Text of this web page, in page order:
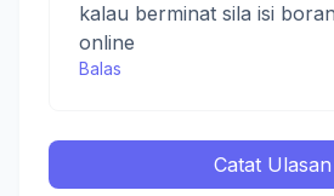
kalau berminat sila isi
online
Balas
Catat Ulasan